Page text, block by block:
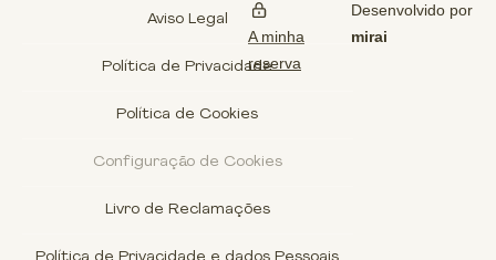
Aviso Legal
Política de Privacidade
Política de Cookies
Configuração de Cookies
Livro de Reclamações
A minha
reserva
Desenvolvido por
mirai